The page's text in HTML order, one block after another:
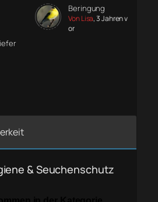
Beringung
Von Lisa, 3 Jahren v
or
& Seuchenschutz